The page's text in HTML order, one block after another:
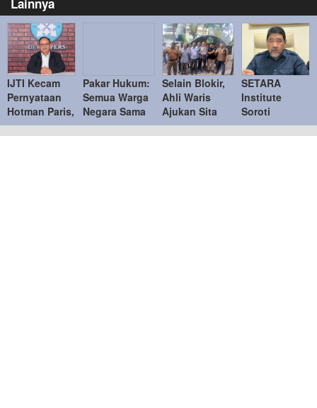
Lainnya
IJTI Kecam
Pernyataan
Hotman Paris,
Tegaskan
Menghormati
Pakar Hukum:
Semua Warga
Negara Sama
di Hadapan
Hukum
Selain Blokir,
Ahli Waris
Ajukan Sita
Jaminan
Tanah di Bukit
SETARA
Institute
Soroti
Kejanggalan
Kasus Febrie